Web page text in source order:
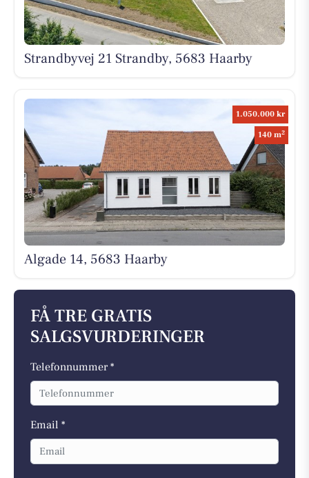
Strandbyvej 21 Strandby, 5683 Haarby
1.050.000 kr
140 m2
Algade 14, 5683 Haarby
FÅ TRE GRATIS
SALGSVURDERINGER
Telefonnummer *
Email *